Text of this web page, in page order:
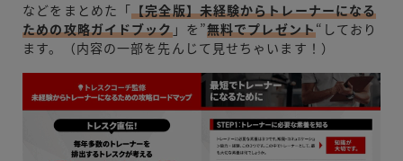
などをまとめた「【完全版】未経験からトレーナーになる
ための攻略ガイドブック」を”無料でプレゼント“しており
ます。（内容の一部を先んじて見せちゃいます！）